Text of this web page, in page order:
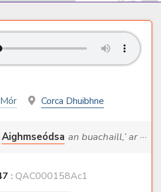
Corca Dhuibhne
Aighmseódsa an buachaill,’ ar ···
: QAC000158Ac1